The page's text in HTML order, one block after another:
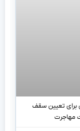
برای تعیین سقف